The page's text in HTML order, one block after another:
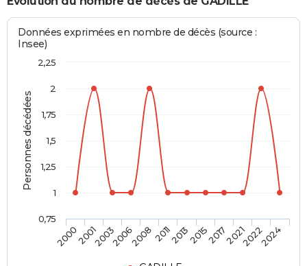
Personnes décédées
Données exprimées en nombre de décès (source :
Insee)
200020012003200620082011201320152017202120222024
0,75
1
1,25
1,5
1,75
2
2,25